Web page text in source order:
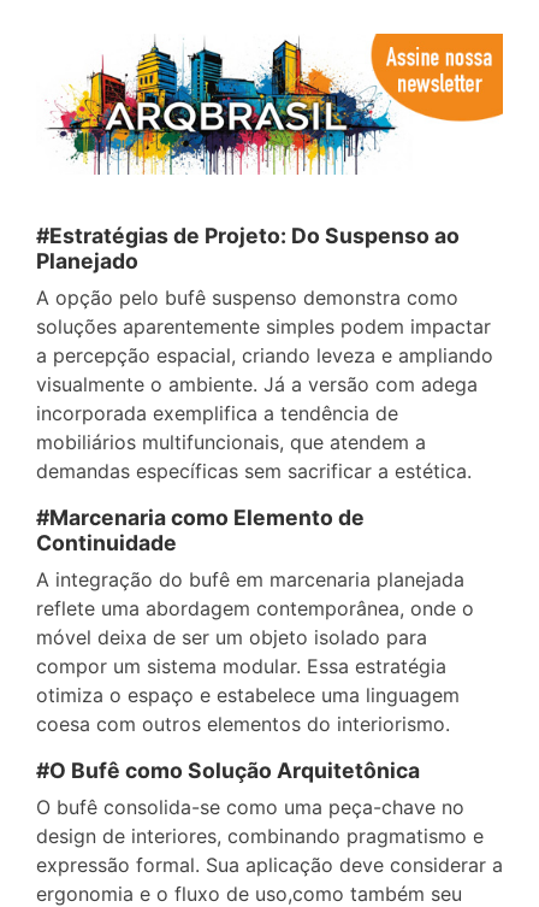
#Estratégias de Projeto: Do Suspenso ao
Planejado
A opção pelo bufê suspenso demonstra como
soluções aparentemente simples podem impactar
a percepção espacial, criando leveza e ampliando
visualmente o ambiente. Já a versão com adega
incorporada exemplifica a tendência de
mobiliários multifuncionais, que atendem a
demandas específicas sem sacrificar a estética.
#Marcenaria como Elemento de
Continuidade
A integração do bufê em marcenaria planejada
reflete uma abordagem contemporânea, onde o
móvel deixa de ser um objeto isolado para
compor um sistema modular. Essa estratégia
otimiza o espaço e estabelece uma linguagem
coesa com outros elementos do interiorismo.
#O Bufê como Solução Arquitetônica
O bufê consolida-se como uma peça-chave no
design de interiores, combinando pragmatismo e
expressão formal. Sua aplicação deve considerar a
ergonomia e o fluxo de uso,como também seu